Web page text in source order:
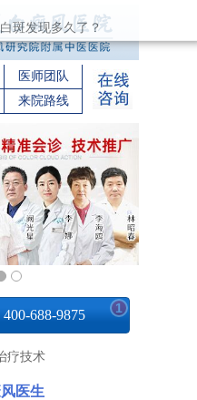
医师团队
来院路线
688-9875 1
疗技术
医生
斑发现多久了？